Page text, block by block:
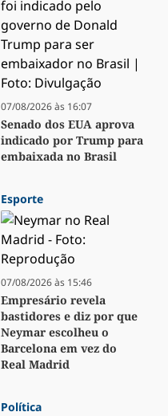
07/08/2026 às 16:07
Senado dos EUA aprova
indicado por Trump para
embaixada no Brasil
Esporte
07/08/2026 às 15:46
Empresário revela
bastidores e diz por que
Neymar escolheu o
Barcelona em vez do
Real Madrid
Política